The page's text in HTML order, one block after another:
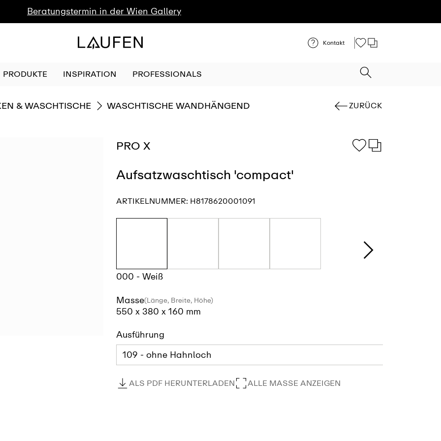
Beratungstermin in der Wien Gallery
Kontakt
PRODUKTE INSPIRATION PROFESSIONALS
& WASCHTISCHE GEHE ZU
WASCHTISCHE WANDHÄNGEND ZURÜCK
PRO X
Aufsatzwaschtisch 'compact'
ARTIKELNUMMER: H8178620001091
000 - Weiß
Masse(Länge, Breite, Höhe)
550 x 380 x 160 mm
Ausführung
ALS PDF HERUNTERLADEN ALLE MASSE ANZEIGEN